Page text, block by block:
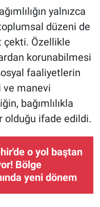
yalnızca
düzeni de
Özellikle
korunabilmesi
faaliyetlerin
ve manevi
bağımlılıkla
olduğu ifade edildi.
o yol baştan
Bölge
yeni dönem